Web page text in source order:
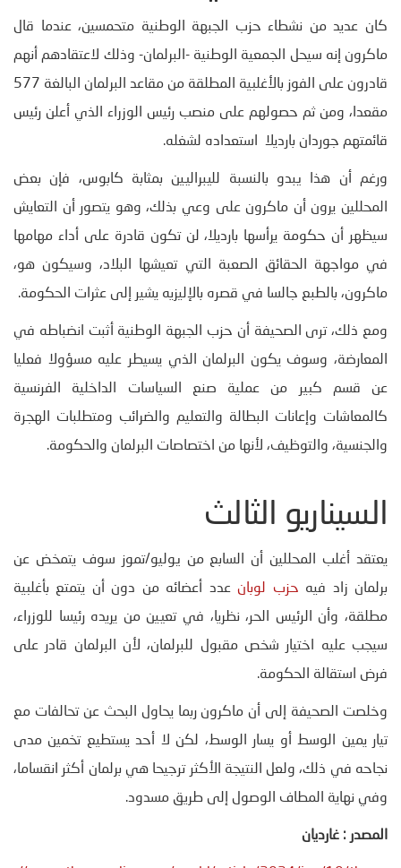
كان عديد من نشطاء حزب الجبهة الوطنية متحمسين، عندما قال
ماكرون إنه سيحل الجمعية الوطنية -البرلمان- وذلك لاعتقادهم أنهم
قادرون على الفوز بالأغلبية المطلقة من مقاعد البرلمان البالغة 577
مقعدا، ومن ثم حصولهم على منصب رئيس الوزراء الذي أعلن رئيس
قائمتهم جوردان بارديلا استعداده لشغله.
ورغم أن هذا يبدو بالنسبة لليبراليين بمثابة كابوس، فإن بعض
المحللين يرون أن ماكرون على وعي بذلك، وهو يتصور أن التعايش
سيظهر أن حكومة يرأسها بارديلا، لن تكون قادرة على أداء مهامها
في مواجهة الحقائق الصعبة التي تعيشها البلاد، وسيكون هو،
ماكرون، بالطبع جالسا في قصره بالإليزيه يشير إلى عثرات الحكومة.
ومع ذلك، ترى الصحيفة أن حزب الجبهة الوطنية أثبت انضباطه في
المعارضة، وسوف يكون البرلمان الذي يسيطر عليه مسؤولا فعليا
عن قسم كبير من عملية صنع السياسات الداخلية الفرنسية
كالمعاشات وإعانات البطالة والتعليم والضرائب ومتطلبات الهجرة
والجنسية، والتوظيف، لأنها من اختصاصات البرلمان والحكومة.
السيناريو الثالث
يعتقد أغلب المحللين أن السابع من يوليو/تموز سوف يتمخض عن
برلمان زاد فيه حزب لوبانعدد أعضائه من دون أن يتمتع بأغلبية
مطلقة، وأن الرئيس الحر، نظريا، في تعيين من يريده رئيسا للوزراء،
سيجب عليه اختيار شخص مقبول للبرلمان، لأن البرلمان قادر على
فرض استقالة الحكومة.
وخلصت الصحيفة إلى أن ماكرون ربما يحاول البحث عن تحالفات مع
تيار يمين الوسط أو يسار الوسط، لكن لا أحد يستطيع تخمين مدى
نجاحه في ذلك، ولعل النتيجة الأكثر ترجيحا هي برلمان أكثر انقساما،
وفي نهاية المطاف الوصول إلى طريق مسدود.
المصدر : غارديان